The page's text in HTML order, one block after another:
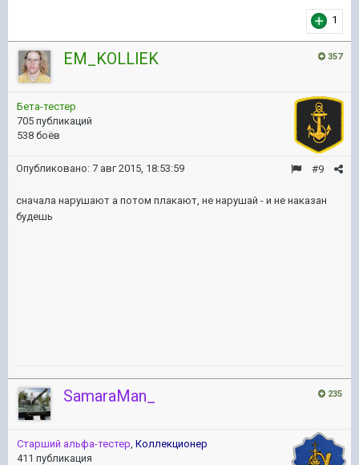
1
357
EM_KOLLlEK
Бета-тестер
705 публикаций
538 боёв
#9
Опубликовано: 7 авг 2015, 18:53:59
сначала нарушают а потом плакают, не нарушай - и не наказан
будешь
235
SamaraMan_
Старший альфа-тестер, Коллекционер
411 публикация